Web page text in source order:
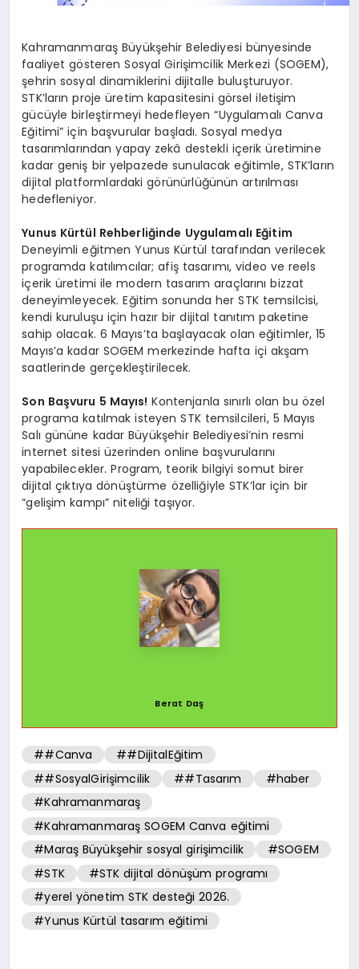
Kahramanmaraş Büyükşehir Belediyesi bünyesinde
faaliyet gösteren Sosyal Girişimcilik Merkezi (SOGEM),
şehrin sosyal dinamiklerini dijitalle buluşturuyor.
STK’ların proje üretim kapasitesini görsel iletişim
gücüyle birleştirmeyi hedefleyen “Uygulamalı Canva
Eğitimi” için başvurular başladı. Sosyal medya
tasarımlarından yapay zekâ destekli içerik üretimine
kadar geniş bir yelpazede sunulacak eğitimle, STK’ların
dijital platformlardaki görünürlüğünün artırılması
hedefleniyor.
Yunus Kürtül Rehberliğinde Uygulamalı Eğitim
Deneyimli eğitmen Yunus Kürtül tarafından verilecek
programda katılımcılar; afiş tasarımı, video ve reels
içerik üretimi ile modern tasarım araçlarını bizzat
deneyimleyecek. Eğitim sonunda her STK temsilcisi,
kendi kuruluşu için hazır bir dijital tanıtım paketine
sahip olacak. 6 Mayıs’ta başlayacak olan eğitimler, 15
Mayıs’a kadar SOGEM merkezinde hafta içi akşam
saatlerinde gerçekleştirilecek.
Son Başvuru 5 Mayıs! Kontenjanla sınırlı olan bu özel
programa katılmak isteyen STK temsilcileri, 5 Mayıs
Salı gününe kadar Büyükşehir Belediyesi’nin resmi
internet sitesi üzerinden online başvurularını
yapabilecekler. Program, teorik bilgiyi somut birer
dijital çıktıya dönüştürme özelliğiyle STK’lar için bir
“gelişim kampı” niteliği taşıyor.
Berat Daş
##Canva
##DijitalEğitim
##SosyalGirişimcilik
##Tasarım
#haber
#Kahramanmaraş
#Kahramanmaraş SOGEM Canva eğitimi
#Maraş Büyükşehir sosyal girişimcilik
#SOGEM
#STK
#STK dijital dönüşüm programı
#yerel yönetim STK desteği 2026.
#Yunus Kürtül tasarım eğitimi